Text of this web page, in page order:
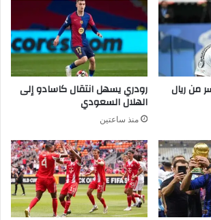
من ريال رودري يسهل انتقال كاسادو إلى
الهلال السعودي
منذ ساعتين